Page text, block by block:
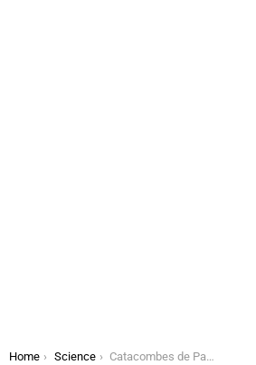
You are here:
Home Science
Catacombes de Paris: Pourquoi y a t-il 6 millions de squelettes entassés dans les tunnels sous Paris ?